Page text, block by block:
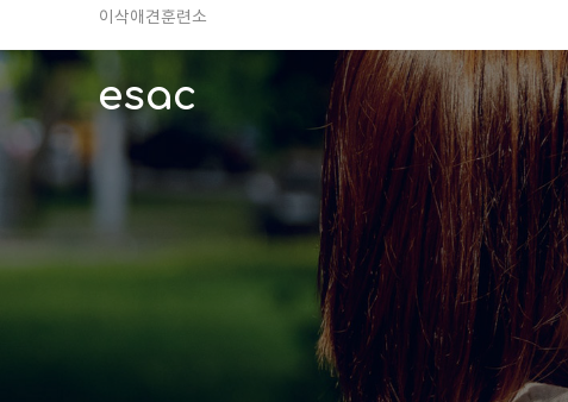
TV 동물농장 아저씨
안전하고 행복한 펫티켓 선도!
경기도 화성시 봉담읍 위치
이찬종, 이웅종 소장 소개
esac